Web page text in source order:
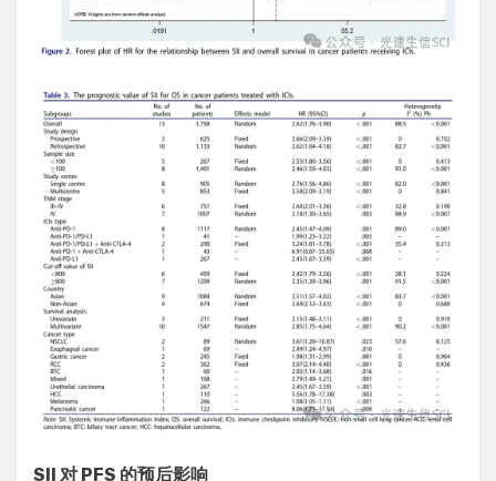
SII 对 PFS 的预后影响